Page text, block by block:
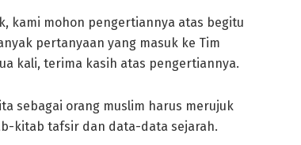
kami mohon pengertiannya atas begitu
pertanyaan yang masuk ke Tim
kali, terima kasih atas pengertiannya.
sebagai orang muslim harus merujuk
kitab tafsir dan data-data sejarah.